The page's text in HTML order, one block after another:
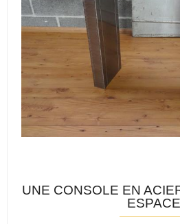
UNE CONSOLE EN
ESPACE